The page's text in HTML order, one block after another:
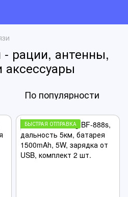
- рации, антенны,
аксессуары
По популярности
БЫСТРАЯ ОТПРАВКА